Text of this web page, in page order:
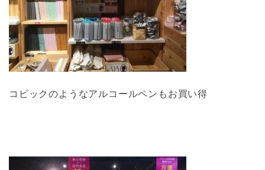
コピックのようなアルコールペンもお買い得